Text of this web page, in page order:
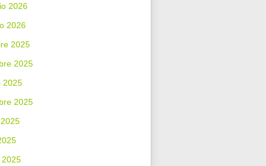
2026
2026
2025
2025
2025
2025
2025